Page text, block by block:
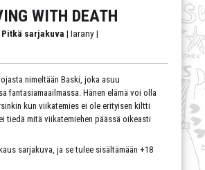
WITH DEATH
Pitkä sarjakuva | Iarany |
nimeltään Baski, joka asuu
fantasiamaailmassa. Hänen elämä voi olla
kun viikatemies ei ole erityisen kiltti
tiedä mitä viikatemiehen päässä oikeasti
sarjakuva, ja se tulee sisältämään +18